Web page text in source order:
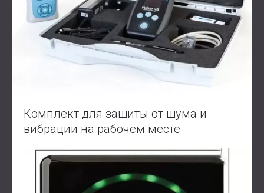
Комплект для защиты от шума и
вибрации на рабочем месте